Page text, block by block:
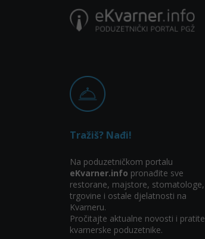
Tražiš? Nađi!
Na poduzetničkom portalu
eKvarner.info pronađite sve
restorane, majstore, stomatologe,
trgovine i ostale djelatnosti na
Kvarneru.
Pročitajte aktualne novosti i pratite
kvarnerske poduzetnike.